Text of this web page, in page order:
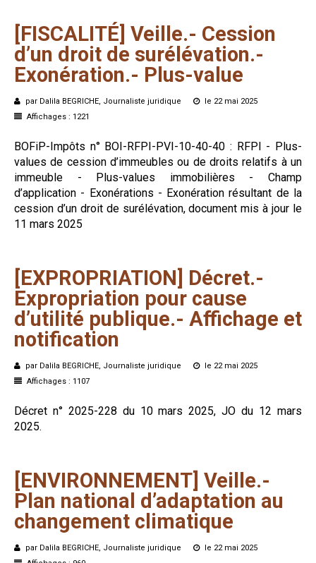
[FISCALITÉ] Veille.- Cession
d’un droit de surélévation.-
Exonération.- Plus-value
par Dalila BEGRICHE, Journaliste juridique
le 22 mai 2025
Affichages : 1221
BOFiP-Impôts n° BOI-RFPI-PVI-10-40-40 : RFPI - Plus-
values de cession d’immeubles ou de droits relatifs à un
immeuble - Plus-values immobilières - Champ
d’application - Exonérations - Exonération résultant de la
cession d’un droit de surélévation, document mis à jour le
11 mars 2025
[EXPROPRIATION] Décret.-
Expropriation pour cause
d’utilité publique.- Affichage et
notification
par Dalila BEGRICHE, Journaliste juridique
le 22 mai 2025
Affichages : 1107
Décret n° 2025-228 du 10 mars 2025, JO du 12 mars
2025.
[ENVIRONNEMENT] Veille.-
Plan national d’adaptation au
changement climatique
par Dalila BEGRICHE, Journaliste juridique
le 22 mai 2025